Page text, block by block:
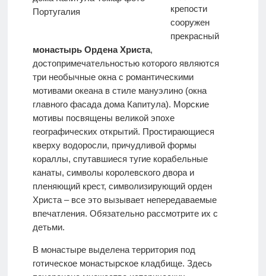
крепости
сооружен
прекрасный
монастырь Ордена Христа,
достопримечательностью которого являются
три необычные окна с романтическими
мотивами океана в стиле мануэлино (окна
главного фасада дома Капитула). Морские
мотивы посвящены великой эпохе
географических открытий. Простирающиеся
кверху водоросли, причудливой формы
кораллы, спутавшиеся тугие корабельные
канаты, символы королевского двора и
пленяющий крест, символизирующий орден
Христа – все это вызывает непередаваемые
впечатления. Обязательно рассмотрите их с
детьми.
В монастыре выделена территория под
готическое монастырское кладбище. Здесь